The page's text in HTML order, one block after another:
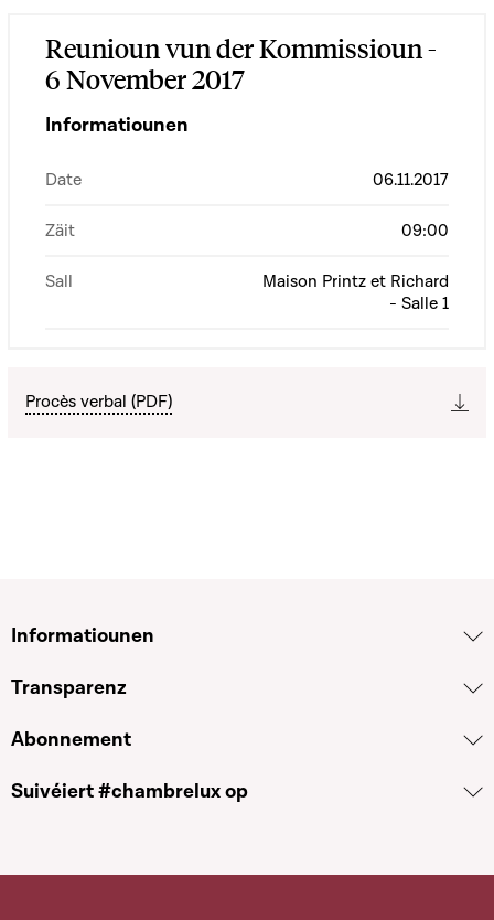
Reunioun vun der Kommissioun -
6 November 2017
Informatiounen
Date 06.11.2017
Zäit 09:00
Sall
Maison Printz et Richard
- Salle 1
Procès verbal (PDF)
Informatiounen
Transparenz
Abonnement
Suivéiert #chambrelux op